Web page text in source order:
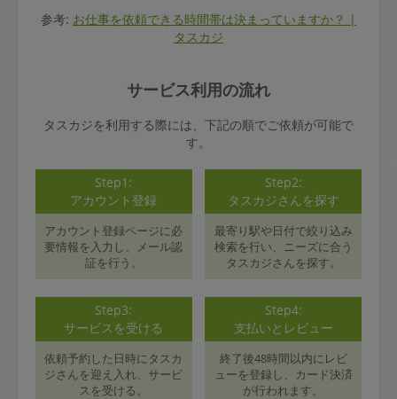
参考: お仕事を依頼できる時間帯は決まっていますか？ |
タスカジ
サービス利用の流れ
タスカジを利用する際には、下記の順でご依頼が可能で
す。
Step1:
アカウント登録
アカウント登録ページに必
要情報を入力し、メール認
証を行う。
Step2:
タスカジさんを探す
最寄り駅や日付で絞り込み
検索を行い、ニーズに合う
タスカジさんを探す。
Step3:
サービスを受ける
依頼予約した日時にタスカ
ジさんを迎え入れ、サービ
スを受ける。
Step4:
支払いとレビュー
終了後48時間以内にレビ
ューを登録し、カード決済
が行われます。